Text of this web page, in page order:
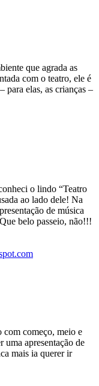
que agrada as
com o teatro, ele é
para elas, as crianças –
o lindo “Teatro
ao lado dele! Na
de música
belo passeio, não!!!
com começo, meio e
uma apresentação de
mais ia querer ir